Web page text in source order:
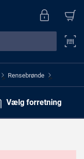
> Rensebrønde >
Vælg forretning